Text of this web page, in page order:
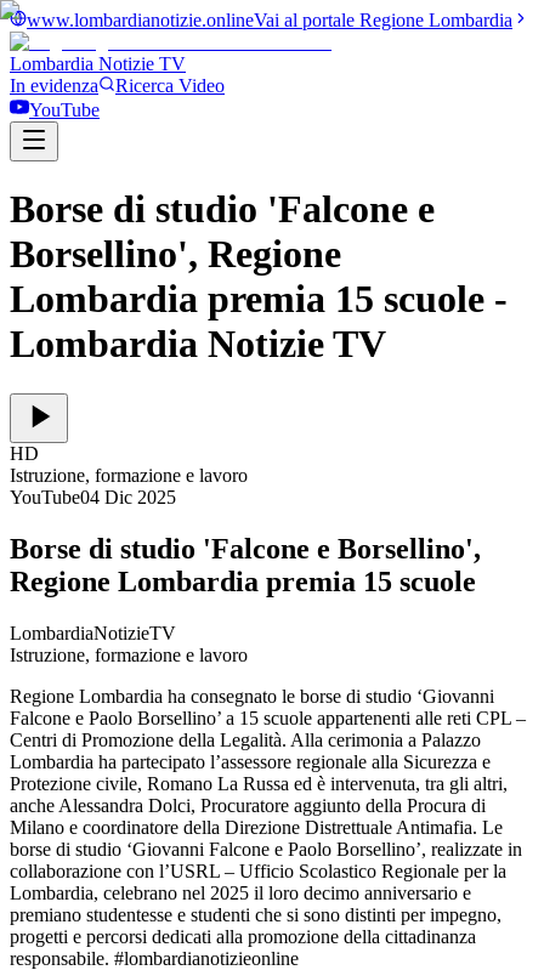
www.lombardianotizie.onlineVai al portale Regione Lombardia
Lombardia Notizie TV
In evidenza
Ricerca Video
YouTube
Borse di studio 'Falcone e
Borsellino', Regione
Lombardia premia 15 scuole -
Lombardia Notizie TV
HD
Istruzione, formazione e lavoro
YouTube04 Dic 2025
Borse di studio 'Falcone e Borsellino',
Regione Lombardia premia 15 scuole
LombardiaNotizieTV
Istruzione, formazione e lavoro
Regione Lombardia ha consegnato le borse di studio ‘Giovanni
Falcone e Paolo Borsellino’ a 15 scuole appartenenti alle reti CPL –
Centri di Promozione della Legalità. Alla cerimonia a Palazzo
Lombardia ha partecipato l’assessore regionale alla Sicurezza e
Protezione civile, Romano La Russa ed è intervenuta, tra gli altri,
anche Alessandra Dolci, Procuratore aggiunto della Procura di
Milano e coordinatore della Direzione Distrettuale Antimafia. Le
borse di studio ‘Giovanni Falcone e Paolo Borsellino’, realizzate in
collaborazione con l’USRL – Ufficio Scolastico Regionale per la
Lombardia, celebrano nel 2025 il loro decimo anniversario e
premiano studentesse e studenti che si sono distinti per impegno,
progetti e percorsi dedicati alla promozione della cittadinanza
responsabile. #lombardianotizieonline